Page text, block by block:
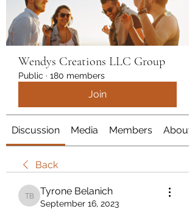
Wendys Creations LLC Group
Public · 180 members
Join
Discussion Media Members About
Back
Tyrone Belanich
Tyrone Belanich
September 16, 2023